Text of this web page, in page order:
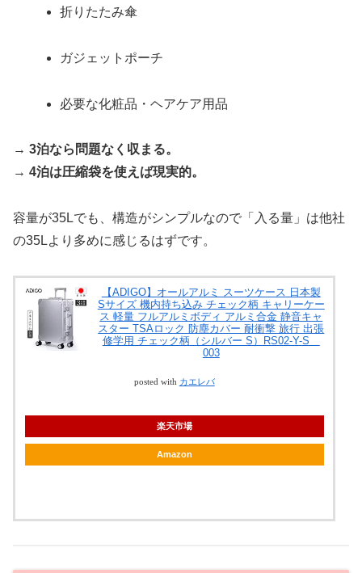
折りたたみ傘
ガジェットポーチ
必要な化粧品・ヘアケア用品
→ 3泊なら問題なく収まる。
→ 4泊は圧縮袋を使えば現実的。
容量が35Lでも、構造がシンプルなので「入る量」は他社
の35Lより多めに感じるはずです。
【ADIGO】オールアルミ スーツケース 日本製
Sサイズ 機内持ち込み チェック柄 キャリーケー
ス 軽量 フルアルミボディ アルミ合金 静音キャ
スター TSAロック 防塵カバー 耐衝撃 旅行 出張
修学用 チェック柄（シルバー S）RS02-Y-S
003
posted with カエレバ
楽天市場
Amazon